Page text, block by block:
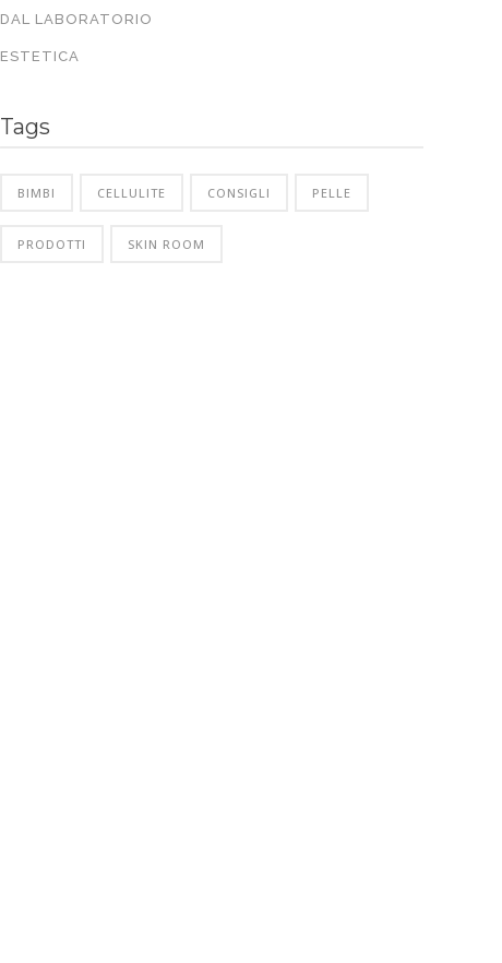
DAL LABORATORIO
ESTETICA
Tags
BIMBI CELLULITE CONSIGLI PELLE
PRODOTTI SKIN ROOM